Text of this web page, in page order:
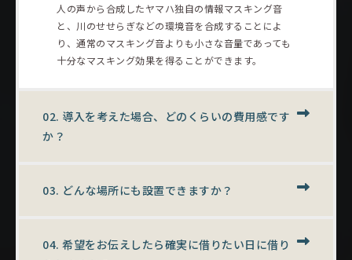
人の声から合成したヤマハ独自の情報マスキング音
と、川のせせらぎなどの環境音を合成することによ
り、通常のマスキング音よりも小さな音量であっても
十分なマスキング効果を得ることができます。
02. 導入を考えた場合、どのくらいの費用感です
か？
03. どんな場所にも設置できますか？
04. 希望をお伝えしたら確実に借りたい日に借り